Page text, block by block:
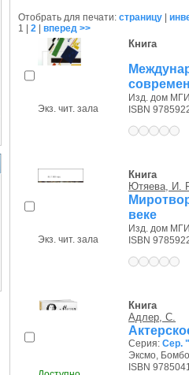
Отобрать для печати: страницу
1
2 вперед >>
Экз. чит. зала
Книга
Изд. дом
ISBN
Экз. чит. зала
Книга
Ютяева, И.
веке
Изд. дом
ISBN
Книга
Адлер, С.
Серия: Сер.
Эксмо,
ISBN